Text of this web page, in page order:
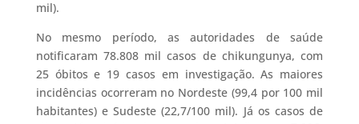
mil).
No mesmo período, as autoridades de saúde
notificaram 78.808 mil casos de chikungunya, com
25 óbitos e 19 casos em investigação. As maiores
incidências ocorreram no Nordeste (99,4 por 100 mil
habitantes) e Sudeste (22,7/100 mil). Já os casos de